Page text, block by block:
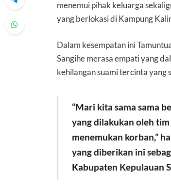
menemui pihak keluarga
yang berlokasi di Kampung
Dalam kesempatan ini
Sangihe merasa empati yang
kehilangan suami tercinta yang
“Mari kita sama sama
yang dilakukan oleh tim
menemukan korban,”
yang diberikan ini
Kabupaten Kepulauan